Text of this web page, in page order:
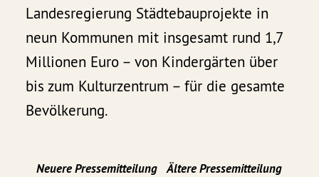
Landesregierung Städtebauprojekte in
neun Kommunen mit insgesamt rund 1,7
Millionen Euro – von Kindergärten über
bis zum Kulturzentrum – für die gesamte
Bevölkerung.
Neuere Pressemitteilung Ältere Pressemitteilung